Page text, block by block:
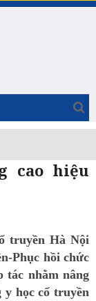
cao hiệu
truyền Hà Nội
Phục hồi chức
tác nhằm nâng
y học cổ truyền